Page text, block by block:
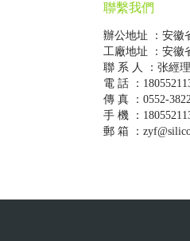
聯繫我們
辦公地址 ：安徽
工廠地址 ：安徽
聯 系 人 ：张經理
電 話 ：
傳 真 ：0552-
手 機 ：
郵 箱 ：